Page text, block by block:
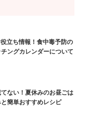
立ち情報！食中毒予防の
ングカレンダーについて
てない！夏休みのお昼ごは
簡単おすすめレシピ